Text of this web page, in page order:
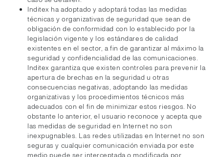
Inditex ha adoptado y adoptará todas las medidas
técnicas y organizativas de seguridad que sean de
obligación de conformidad con lo establecido por la
legislación vigente y los estándares de calidad
existentes en el sector, a fin de garantizar al máximo la
seguridad y confidencialidad de las comunicaciones.
Inditex garantiza que existen controles para prevenir la
apertura de brechas en la seguridad u otras
consecuencias negativas, adoptando las medidas
organizativas y los procedimientos técnicos más
adecuados con el fin de minimizar estos riesgos. No
obstante lo anterior, el usuario reconoce y acepta que
las medidas de seguridad en Internet no son
inexpugnables. Las redes utilizadas en Internet no son
seguras y cualquier comunicación enviada por este